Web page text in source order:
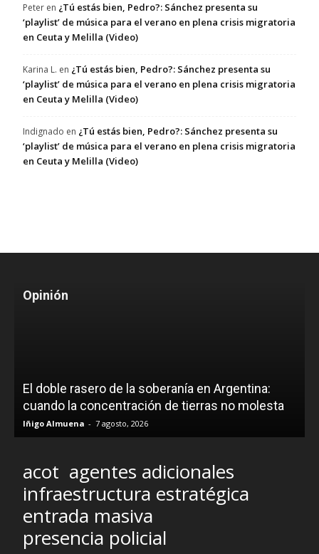
Peter en ¿Tú estás bien, Pedro?: Sánchez presenta su
‘playlist’ de música para el verano en plena crisis migratoria
en Ceuta y Melilla (Video)
Karina L. en ¿Tú estás bien, Pedro?: Sánchez presenta su
‘playlist’ de música para el verano en plena crisis migratoria
en Ceuta y Melilla (Video)
Indignado en ¿Tú estás bien, Pedro?: Sánchez presenta su
‘playlist’ de música para el verano en plena crisis migratoria
en Ceuta y Melilla (Video)
Opinión
El doble rasero de la soberanía en Argentina:
cuando la concentración de tierras no molesta
Iñigo Almuena - 7 agosto, 2026
acot agentes adicionales
infraestructura estratégica
entrada masiva
presencia policial